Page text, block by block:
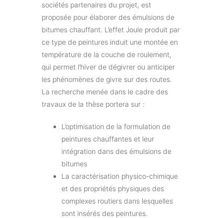
sociétés partenaires du projet, est
proposée pour élaborer des émulsions de
bitumes chauffant. L’effet Joule produit par
ce type de peintures induit une montée en
température de la couche de roulement,
qui permet l’hiver de dégivrer ou anticiper
les phénomènes de givre sur des routes.
La recherche menée dans le cadre des
travaux de la thèse portera sur :
L’optimisation de la formulation de
peintures chauffantes et leur
intégration dans des émulsions de
bitumes
La caractérisation physico-chimique
et des propriétés physiques des
complexes routiers dans lesquelles
sont insérés des peintures.